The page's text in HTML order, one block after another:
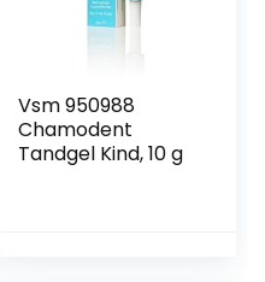
Vsm 950988
Chamodent
Tandgel Kind, 10 g